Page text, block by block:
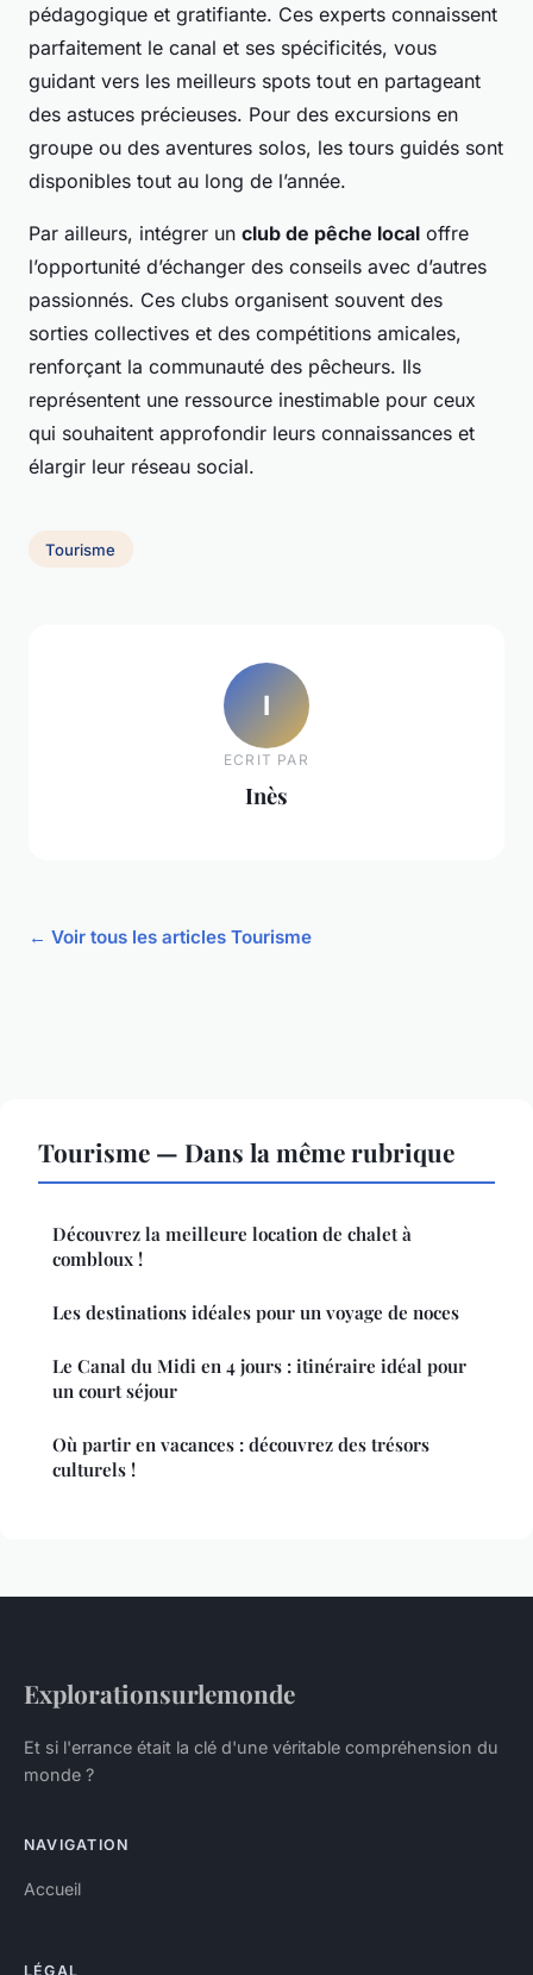
pédagogique et gratifiante. Ces experts connaissent
parfaitement le canal et ses spécificités, vous
guidant vers les meilleurs spots tout en partageant
des astuces précieuses. Pour des excursions en
groupe ou des aventures solos, les tours guidés sont
disponibles tout au long de l’année.
Par ailleurs, intégrer un club de pêche local offre
l’opportunité d’échanger des conseils avec d’autres
passionnés. Ces clubs organisent souvent des
sorties collectives et des compétitions amicales,
renforçant la communauté des pêcheurs. Ils
représentent une ressource inestimable pour ceux
qui souhaitent approfondir leurs connaissances et
élargir leur réseau social.
Tourisme
I
ECRIT PAR
Inès
← Voir tous les articles Tourisme
Tourisme — Dans la même rubrique
Découvrez la meilleure location de chalet à
combloux !
Les destinations idéales pour un voyage de noces
Le Canal du Midi en 4 jours : itinéraire idéal pour
un court séjour
Où partir en vacances : découvrez des trésors
culturels !
Explorationsurlemonde
Et si l'errance était la clé d'une véritable compréhension du
monde ?
NAVIGATION
Accueil
LÉGAL